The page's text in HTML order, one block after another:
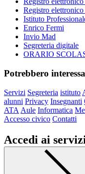
Registro
Istituto
Enrico Fermi
Invio Mad
Segreteria digitale
ORARIO
Potrebbero
Servizi Segreteria istituto
alunni Privacy Insegnanti
ATA Aule Informatica
Accesso civico Contatti
Accedi ai